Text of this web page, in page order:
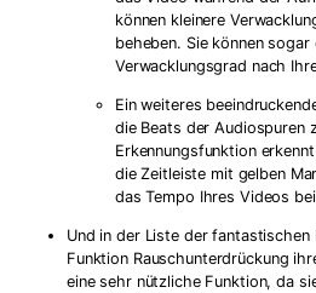
können kleinere
beheben. Sie können
Verwacklungsgrad nach
Ein weiteres
die Beats der Audiospuren
Erkennungsfunktion
die Zeitleiste mit gelben
das Tempo Ihres Videos
Und in der Liste der fantastischen
Funktion Rauschunterdrückung
eine sehr nützliche Funktion, da